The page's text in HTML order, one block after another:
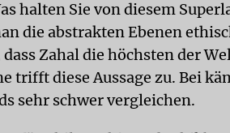
halten Sie von diesem
die abstrakten Ebenen
Zahal die höchsten der
trifft diese Aussage zu. Bei
sehr schwer vergleichen.